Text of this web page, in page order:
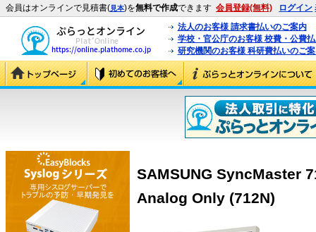
会員はオンラインで見積書(見本)を無料で作成できます 会員登録(無料) ログイン
法人のお客様 請求書払いのご案内
学校・官公庁のお客様 校費・公費
研究機関のお客様 科研費払いのご
SAMSUNG
Analog Only (712N)